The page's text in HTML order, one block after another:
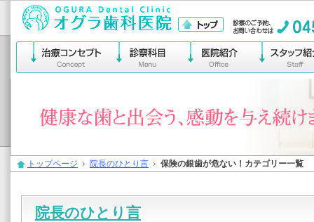
横浜市保土ヶ谷区宮
トップページ 院長のひとり言 保険の銀歯が危ない！カテゴリー一覧
院長のひとり言